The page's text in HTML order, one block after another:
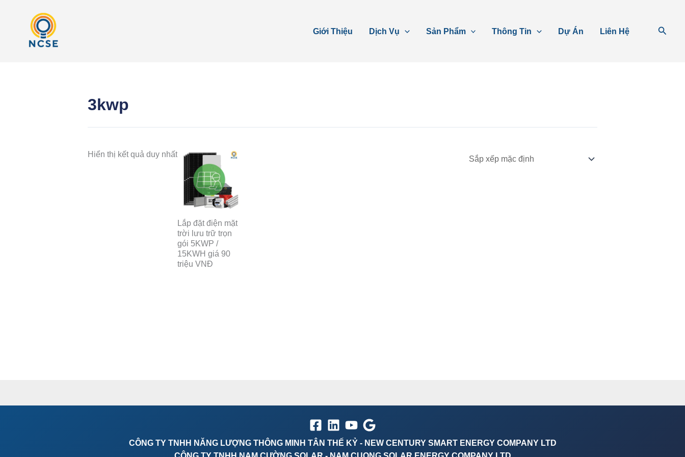
Giới Thiệu Dịch Vụ Sản Phẩm Thông Tin Dự Án Liên Hệ
Tìm
3kwp
Hiển thị kết quả duy nhất
Lắp đặt điện mặt
trời lưu trữ trọn
gói 5KWP /
15KWH giá 90
triệu VNĐ
CÔNG TY TNHH NĂNG LƯỢNG THÔNG MINH TÂN THẾ KỶ - NEW CENTURY SMART ENERGY COMPANY LTD